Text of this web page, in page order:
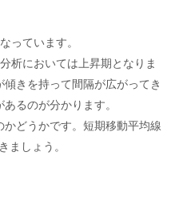
っています。
析においては上昇期となりま
きを持って間隔が広がってき
るのが分かります。
どうかです。短期移動平均線
ましょう。